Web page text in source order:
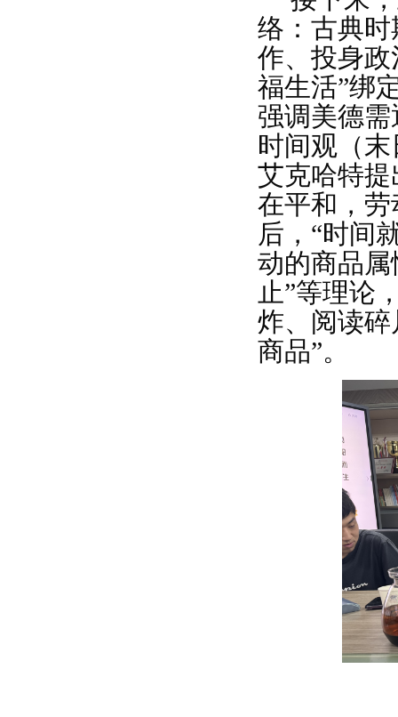
络：古典时
作、投身
福生活”绑
强调美德
时间观（
艾克哈特提
在平和，
后，“时间
动的商品属
止”等理论
炸、阅读碎
商品”。